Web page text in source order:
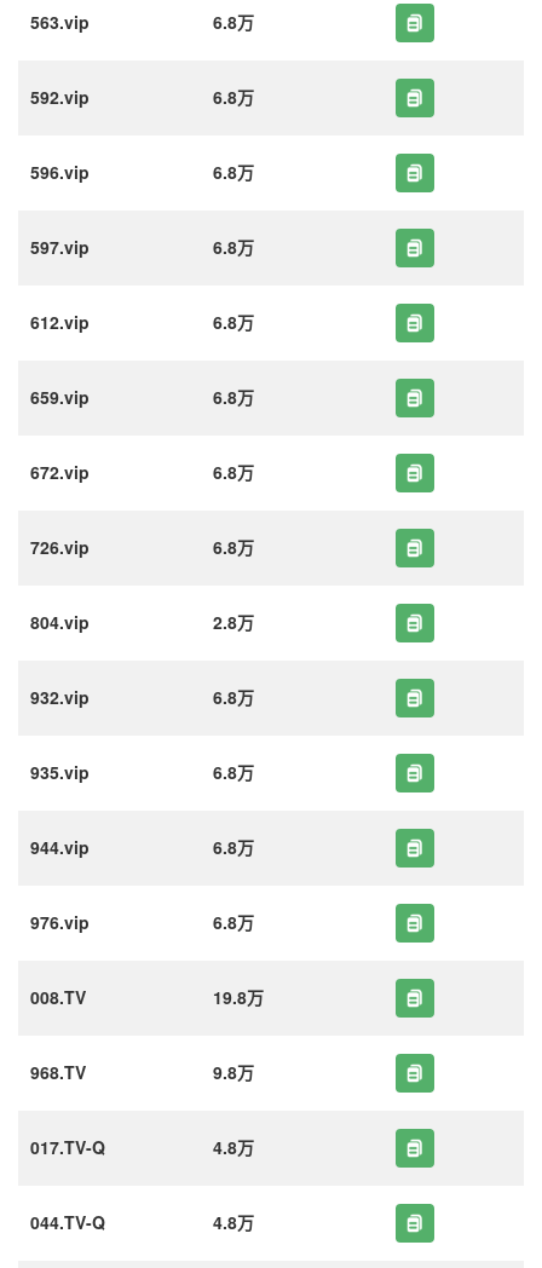
563.vip 6.8万
592.vip 6.8万
596.vip 6.8万
597.vip 6.8万
612.vip 6.8万
659.vip 6.8万
672.vip 6.8万
726.vip 6.8万
804.vip 2.8万
932.vip 6.8万
935.vip 6.8万
944.vip 6.8万
976.vip 6.8万
008.TV 19.8万
968.TV 9.8万
017.TV-Q 4.8万
044.TV-Q 4.8万